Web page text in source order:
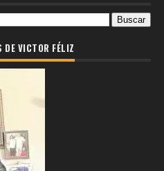
DE VICTOR FÉLIZ